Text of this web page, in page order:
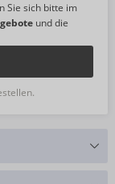
Sie sich bitte im
und die